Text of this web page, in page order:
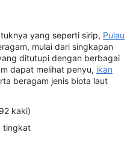
yang seperti sirip, Pulau
mulai dari singkapan
ditutupi dengan berbagai
dapat melihat penyu, ikan
beragam jenis biota laut
kaki)
tingkat